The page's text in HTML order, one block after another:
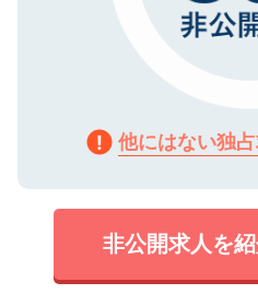
他にはない独
非公開求人を